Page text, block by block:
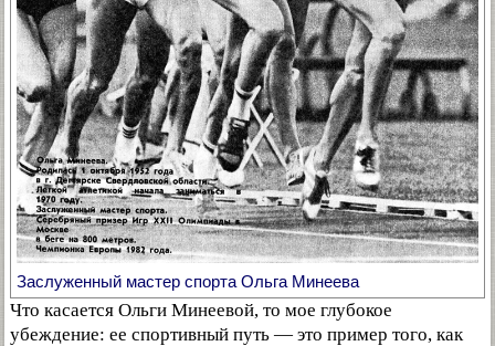
Заслуженный мастер спорта Ольга Минеева
Что касается Ольги Минеевой, то мое глубокое
убеждение: ее спортивный путь — это пример того, как